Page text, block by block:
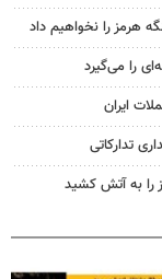
هرمز را نخواهیم داد
را می‌گیرد
تدارکاتی
را به آتش کشید